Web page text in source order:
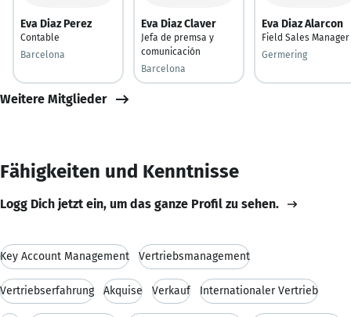
Eva Diaz Perez
Contable
Barcelona
Eva Diaz Claver
Jefa de premsa y
comunicación
Barcelona
Eva Diaz Alarcon
Field Sales Manager
Germering
Weitere Mitglieder
Fähigkeiten und Kenntnisse
Logg Dich jetzt ein, um das ganze Profil zu sehen.
Key Account Management Vertriebsmanagement
Vertriebserfahrung Akquise Verkauf Internationaler Vertrieb